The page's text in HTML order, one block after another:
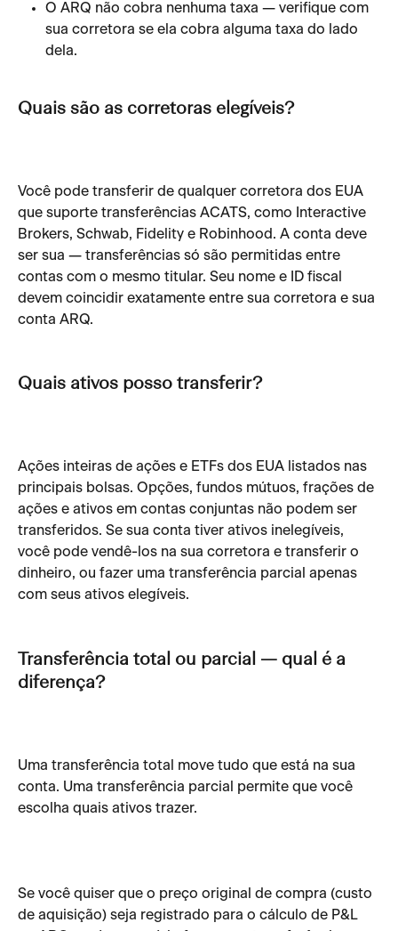
O ARQ não cobra nenhuma taxa — verifique com
sua corretora se ela cobra alguma taxa do lado
dela.
Quais são as corretoras elegíveis?
Você pode transferir de qualquer corretora dos EUA
que suporte transferências ACATS, como Interactive
Brokers, Schwab, Fidelity e Robinhood. A conta deve
ser sua — transferências só são permitidas entre
contas com o mesmo titular. Seu nome e ID fiscal
devem coincidir exatamente entre sua corretora e sua
conta ARQ.
Quais ativos posso transferir?
Ações inteiras de ações e ETFs dos EUA listados nas
principais bolsas. Opções, fundos mútuos, frações de
ações e ativos em contas conjuntas não podem ser
transferidos. Se sua conta tiver ativos inelegíveis,
você pode vendê-los na sua corretora e transferir o
dinheiro, ou fazer uma transferência parcial apenas
com seus ativos elegíveis.
Transferência total ou parcial — qual é a
diferença?
Uma transferência total move tudo que está na sua
conta. Uma transferência parcial permite que você
escolha quais ativos trazer.
Se você quiser que o preço original de compra (custo
de aquisição) seja registrado para o cálculo de P&L